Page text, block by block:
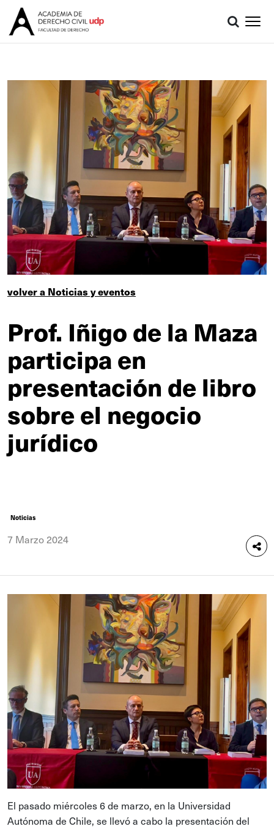
volver a Noticias y eventos
Prof. Iñigo de la Maza
participa en
presentación de libro
sobre el negocio
jurídico
Noticias
7 Marzo 2024
El pasado miércoles 6 de marzo, en la Universidad
Autónoma de Chile, se llevó a cabo la presentación del